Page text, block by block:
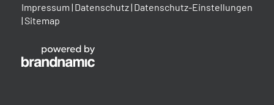
Impressum | Datenschutz| Datenschutz-Einstellungen
|Sitemap